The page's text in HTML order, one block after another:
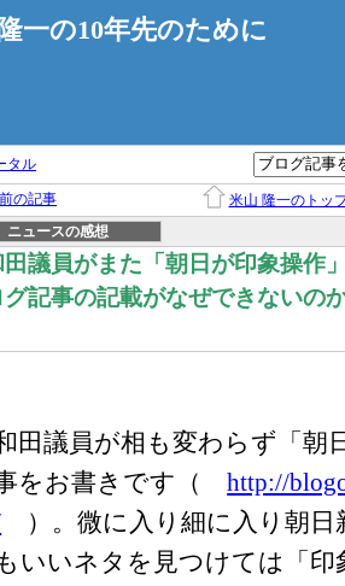
一の10年先のために
タル
前の記事
米山 隆一のトッ
ニュースの感想
田議員がまた「朝日が印象操
グ記事の記載がなぜできないの
田議員が相も変わらず「朝
をお書きです（http://
）。微に入り細に入り朝日
いいネタを見つけては「印